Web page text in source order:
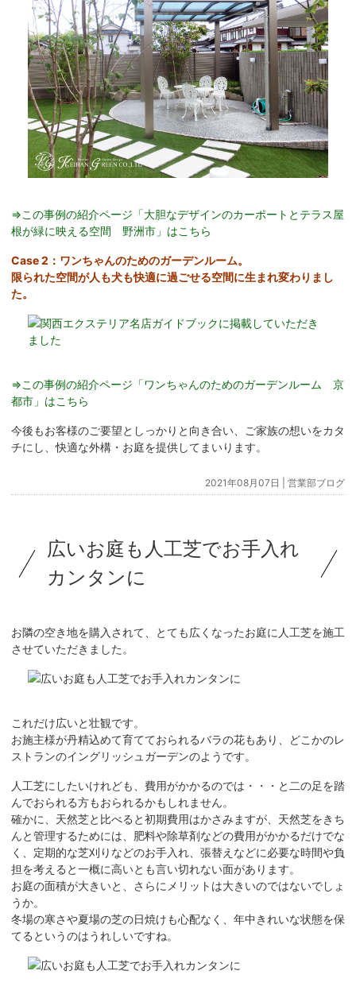
⇒この事例の紹介ページ「大胆なデザインのカーポートとテラス屋
根が緑に映える空間 野洲市」はこちら
Case 2：ワンちゃんのためのガーデンルーム。
限られた空間が人も犬も快適に過ごせる空間に生まれ変わりまし
た。
⇒この事例の紹介ページ「ワンちゃんのためのガーデンルーム 京
都市」はこちら
今後もお客様のご要望としっかりと向き合い、ご家族の想いをカタ
チにし、快適な外構・お庭を提供してまいります。
2021年08月07日 | 営業部ブログ
広いお庭も人工芝でお手入れ
カンタンに
お隣の空き地を購入されて、とても広くなったお庭に人工芝を施工
させていただきました。
これだけ広いと壮観です。
お施主様が丹精込めて育てておられるバラの花もあり、どこかのレ
ストランのイングリッシュガーデンのようです。
人工芝にしたいけれども、費用がかかるのでは・・・と二の足を踏
んでおられる方もおられるかもしれません。
確かに、天然芝と比べると初期費用はかさみますが、天然芝をきち
んと管理するためには、肥料や除草剤などの費用がかかるだけでな
く、定期的な芝刈りなどのお手入れ、張替えなどに必要な時間や負
担を考えると一概に高いとも言い切れない面があります。
お庭の面積が大きいと、さらにメリットは大きいのではないでしょ
うか。
冬場の寒さや夏場の芝の日焼けも心配なく、年中きれいな状態を保
てるというのはうれしいですね。